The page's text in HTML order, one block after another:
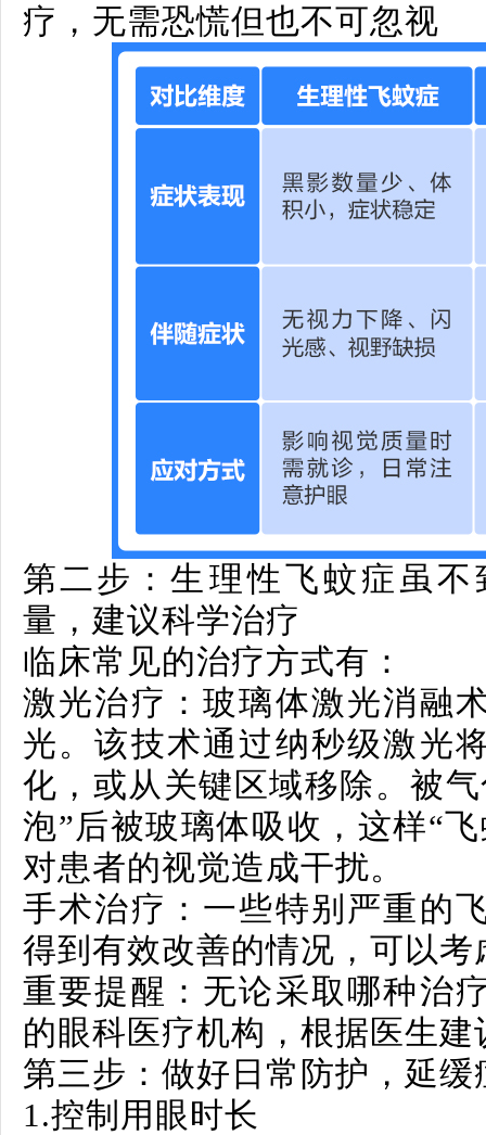
疗，无需恐慌但也不可忽视
第二步：生理性飞蚊症虽
量，建议科学治疗
临床常见的治疗方式有：
激光治疗：玻璃体激光消融
光。该技术通过纳秒级激光
化，或从关键区域移除。被
泡”后被玻璃体吸收，这样“
对患者的视觉造成干扰。
手术治疗： 一些特别严重的
得到有效改善的情况，可以
重要提醒： 无论采取哪种治
的眼科医疗机构，根据医生
第三步：做好日常防护，延缓
1.控制用眼时长